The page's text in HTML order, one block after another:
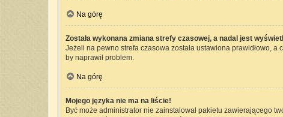
Na górę
Została wykonana zmiana strefy czasowej, a nadal jest
Jeżeli na pewno strefa czasowa została ustawiona prawidłowo,
by naprawił problem.
Na górę
Mojego języka nie ma na liście!
Być może administrator nie zainstalował pakietu zawierającego